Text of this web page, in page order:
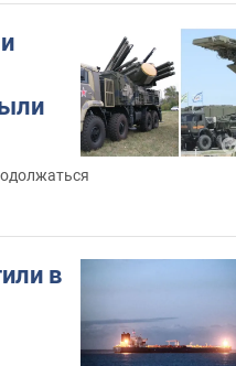
в